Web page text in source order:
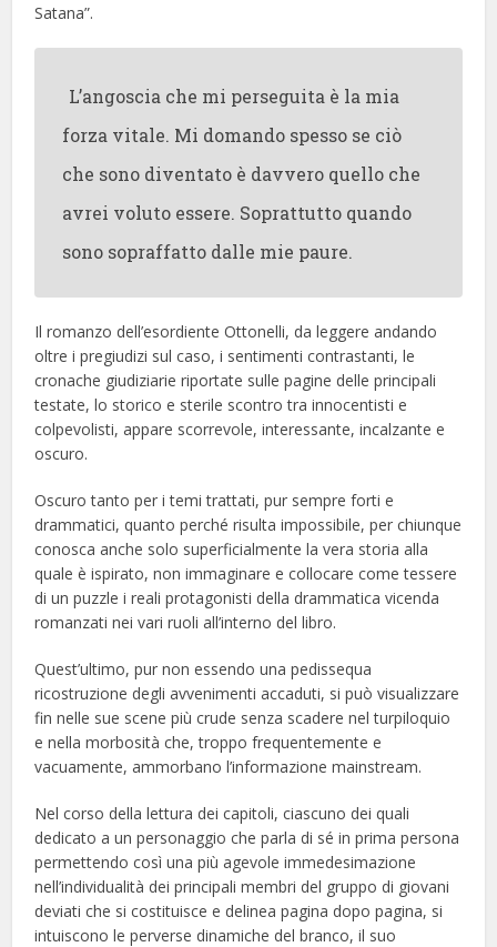
Satana”.
L’angoscia che mi perseguita è la mia
forza vitale. Mi domando spesso se ciò
che sono diventato è davvero quello che
avrei voluto essere. Soprattutto quando
sono sopraffatto dalle mie paure.
Il romanzo dell’esordiente Ottonelli, da leggere andando
oltre i pregiudizi sul caso, i sentimenti contrastanti, le
cronache giudiziarie riportate sulle pagine delle principali
testate, lo storico e sterile scontro tra innocentisti e
colpevolisti, appare scorrevole, interessante, incalzante e
oscuro.
Oscuro tanto per i temi trattati, pur sempre forti e
drammatici, quanto perché risulta impossibile, per chiunque
conosca anche solo superficialmente la vera storia alla
quale è ispirato, non immaginare e collocare come tessere
di un puzzle i reali protagonisti della drammatica vicenda
romanzati nei vari ruoli all’interno del libro.
Quest’ultimo, pur non essendo una pedissequa
ricostruzione degli avvenimenti accaduti, si può visualizzare
fin nelle sue scene più crude senza scadere nel turpiloquio
e nella morbosità che, troppo frequentemente e
vacuamente, ammorbano l’informazione mainstream.
Nel corso della lettura dei capitoli, ciascuno dei quali
dedicato a un personaggio che parla di sé in prima persona
permettendo così una più agevole immedesimazione
nell’individualità dei principali membri del gruppo di giovani
deviati che si costituisce e delinea pagina dopo pagina, si
intuiscono le perverse dinamiche del branco, il suo